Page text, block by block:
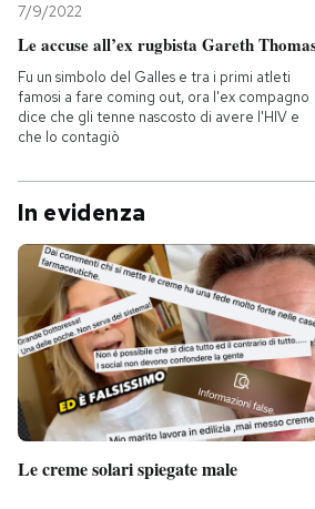
7/9/2022
Le accuse all’ex rugbista Gareth
Fu un simbolo del Galles e tra i primi atleti
famosi a fare coming out, ora l'ex compagno
dice che gli tenne nascosto di avere l'HIV e
che lo contagiò
In evidenza
Le creme solari spiegate male